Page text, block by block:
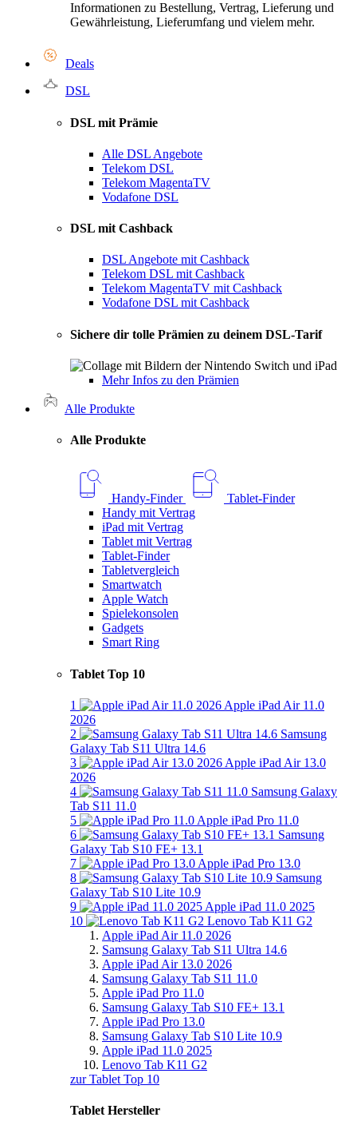
Informationen zu Bestellung, Vertrag, Lieferung und
Gewährleistung, Lieferumfang und vielem mehr.
Deals
DSL
DSL mit Prämie
Alle DSL Angebote
Telekom DSL
Telekom MagentaTV
Vodafone DSL
DSL mit Cashback
DSL Angebote mit Cashback
Telekom DSL mit Cashback
Telekom MagentaTV mit Cashback
Vodafone DSL mit Cashback
Sichere dir tolle Prämien zu deinem DSL-Tarif
Mehr Infos zu den Prämien
Alle Produkte
Alle Produkte
Handy-Finder
Tablet-Finder
Handy mit Vertrag
iPad mit Vertrag
Tablet mit Vertrag
Tablet-Finder
Tabletvergleich
Smartwatch
Apple Watch
Spielekonsolen
Gadgets
Smart Ring
Tablet Top 10
1
Apple iPad Air 11.0
2026
2
Samsung
Galaxy Tab S11 Ultra 14.6
3
Apple iPad Air 13.0
2026
4
Samsung Galaxy
Tab S11 11.0
5
Apple iPad Pro 11.0
6
Samsung
Galaxy Tab S10 FE+ 13.1
7
Apple iPad Pro 13.0
8
Samsung
Galaxy Tab S10 Lite 10.9
9
Apple iPad 11.0 2025
10
Lenovo Tab K11 G2
Apple iPad Air 11.0 2026
Samsung Galaxy Tab S11 Ultra 14.6
Apple iPad Air 13.0 2026
Samsung Galaxy Tab S11 11.0
Apple iPad Pro 11.0
Samsung Galaxy Tab S10 FE+ 13.1
Apple iPad Pro 13.0
Samsung Galaxy Tab S10 Lite 10.9
Apple iPad 11.0 2025
Lenovo Tab K11 G2
zur Tablet Top 10
Tablet Hersteller